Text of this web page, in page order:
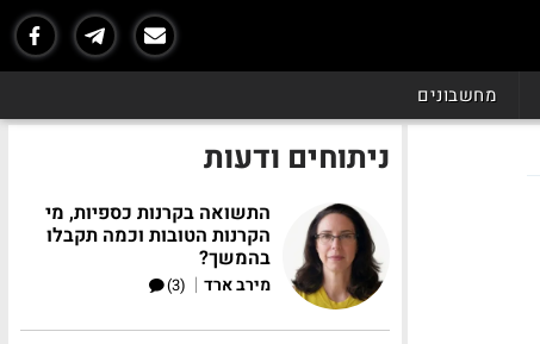
מחשבונים
ניתוחים ודעות
התשואה בקרנות כספיות, מי
הקרנות הטובות וכמה תקבלו
בהמשך?
מירב ארד |
(3)